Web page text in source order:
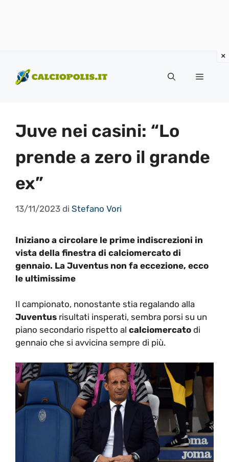
contenuto
Menu
Juve nei casini: “Lo
prende a zero il grande
ex”
13/11/2023 di Stefano Vori
Iniziano a circolare le prime indiscrezioni in
vista della finestra di calciomercato di
gennaio. La Juventus non fa eccezione, ecco
le ultimissime
Il campionato, nonostante stia regalando alla
Juventus risultati insperati, sembra porsi su un
piano secondario rispetto al calciomercato di
gennaio che si avvicina sempre di più.